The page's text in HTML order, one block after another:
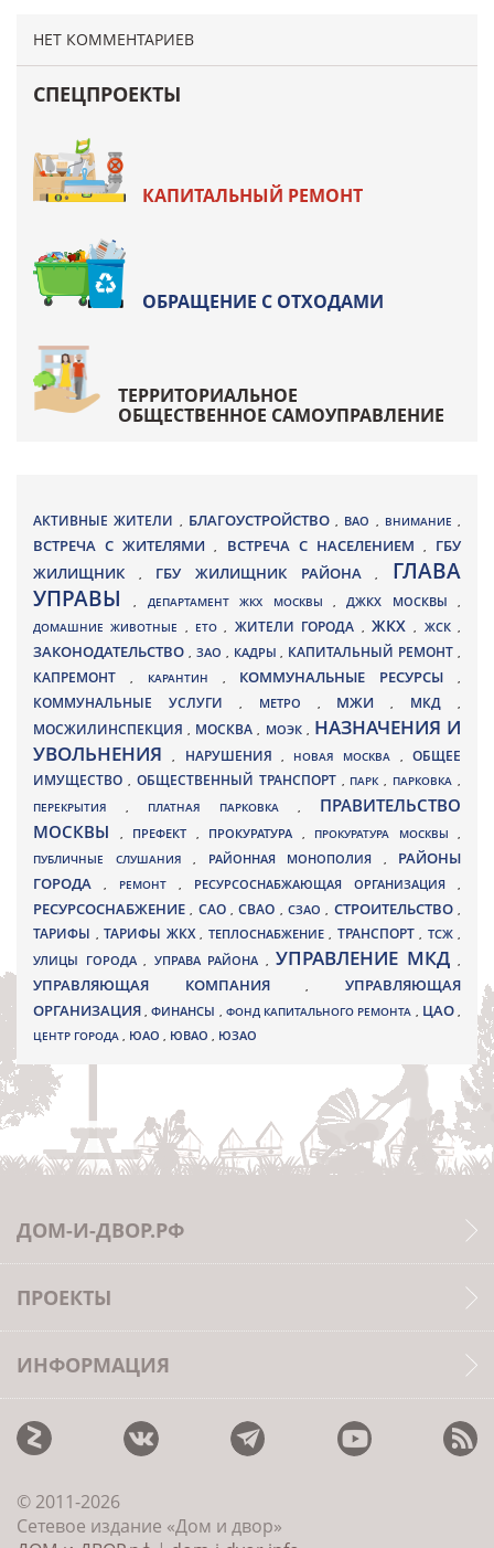
НЕТ КОММЕНТАРИЕВ
СПЕЦПРОЕКТЫ
КАПИТАЛЬНЫЙ РЕМОНТ
ОБРАЩЕНИЕ С ОТХОДАМИ
ТЕРРИТОРИАЛЬНОЕ
ОБЩЕСТВЕННОЕ САМОУПРАВЛЕНИЕ
АКТИВНЫЕ ЖИТЕЛИ , БЛАГОУСТРОЙСТВО , ВАО , ВНИМАНИЕ ,
ВСТРЕЧА С ЖИТЕЛЯМИ, ВСТРЕЧА С НАСЕЛЕНИЕМ , ГБУ
ЖИЛИЩНИК
, ГБУ ЖИЛИЩНИК РАЙОНА, ГЛАВА
УПРАВЫ, ДЕПАРТАМЕНТ ЖКХ МОСКВЫ ,ДЖКХ МОСКВЫ ,
ДОМАШНИЕ ЖИВОТНЫЕ , ЕТО, ЖИТЕЛИ ГОРОДА , ЖКХ, ЖСК,
ЗАКОНОДАТЕЛЬСТВО , ЗАО , КАДРЫ, КАПИТАЛЬНЫЙ РЕМОНТ ,
КАПРЕМОНТ , КАРАНТИН , КОММУНАЛЬНЫЕ РЕСУРСЫ,
КОММУНАЛЬНЫЕ УСЛУГИ , МЕТРО , МЖИ, МКД ,
МОСЖИЛИНСПЕКЦИЯ, МОСКВА , МОЭК , НАЗНАЧЕНИЯ И
УВОЛЬНЕНИЯ, НАРУШЕНИЯ , НОВАЯ МОСКВА ,ОБЩЕЕ
ИМУЩЕСТВО , ОБЩЕСТВЕННЫЙ ТРАНСПОРТ , ПАРК, ПАРКОВКА ,
ПЕРЕКРЫТИЯ , ПЛАТНАЯ ПАРКОВКА , ПРАВИТЕЛЬСТВО
МОСКВЫ
, ПРЕФЕКТ , ПРОКУРАТУРА , ПРОКУРАТУРА МОСКВЫ ,
ПУБЛИЧНЫЕ СЛУШАНИЯ , РАЙОННАЯ МОНОПОЛИЯ , РАЙОНЫ
ГОРОДА
, РЕМОНТ , РЕСУРСОСНАБЖАЮЩАЯ ОРГАНИЗАЦИЯ ,
РЕСУРСОСНАБЖЕНИЕ, САО,СВАО ,СЗАО, СТРОИТЕЛЬСТВО,
ТАРИФЫ , ТАРИФЫ ЖКХ , ТЕПЛОСНАБЖЕНИЕ , ТРАНСПОРТ , ТСЖ ,
УЛИЦЫ ГОРОДА , УПРАВА РАЙОНА , УПРАВЛЕНИЕ МКД ,
УПРАВЛЯЮЩАЯ КОМПАНИЯ,УПРАВЛЯЮЩАЯ
ОРГАНИЗАЦИЯ,ФИНАНСЫ , ФОНД КАПИТАЛЬНОГО РЕМОНТА , ЦАО,
ЦЕНТР ГОРОДА , ЮАО , ЮВАО , ЮЗАО
ДОМ-И-ДВОР.РФ
ПРОЕКТЫ
ИНФОРМАЦИЯ
© 2011-2026
Сетевое издание «Дом и двор»